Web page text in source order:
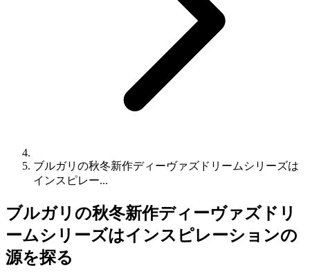
ブルガリの秋冬新作ディーヴァズドリームシリーズは
インスピレー...
ブルガリの秋冬新作ディーヴァズドリ
ームシリーズはインスピレーションの
源を探る